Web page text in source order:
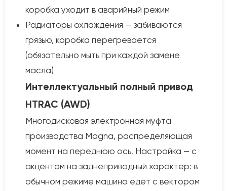
коробка уходит в аварийный режим
Радиаторы охлаждения — забиваются
грязью, коробка перегревается
(обязательно мыть при каждой замене
масла)
Интеллектуальный полный привод
HTRAC (AWD)
Многодисковая электронная муфта
производства Magna, распределяющая
момент на переднюю ось. Настройка — с
акцентом на заднеприводный характер: в
обычном режиме машина едет с вектором